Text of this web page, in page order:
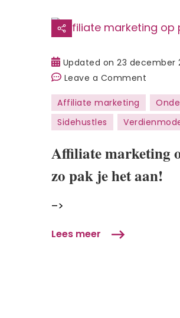
side
te
Updated on23 december
Leave a Comment
Affiliate
op
zo
pak
je
Affiliate marketing
Sidehustles
Affiliate marketing
zo pak je het aan!
–>
Lees meer